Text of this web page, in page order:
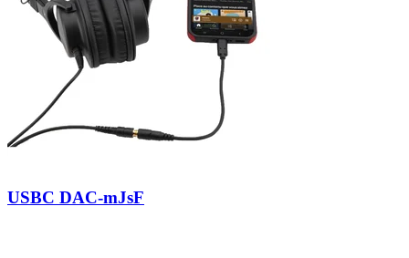
USBC DAC-mJsF